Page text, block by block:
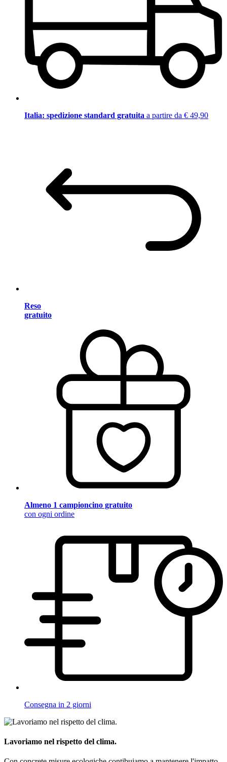
Italia: spedizione standard gratuita a partire da € 49,90
Reso
gratuito
Almeno 1 campioncino gratuito
con ogni ordine
Consegna in 2 giorni
Lavoriamo nel rispetto del clima.